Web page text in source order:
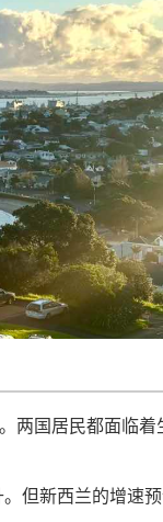
两国居民都面临着
但新西兰的增速